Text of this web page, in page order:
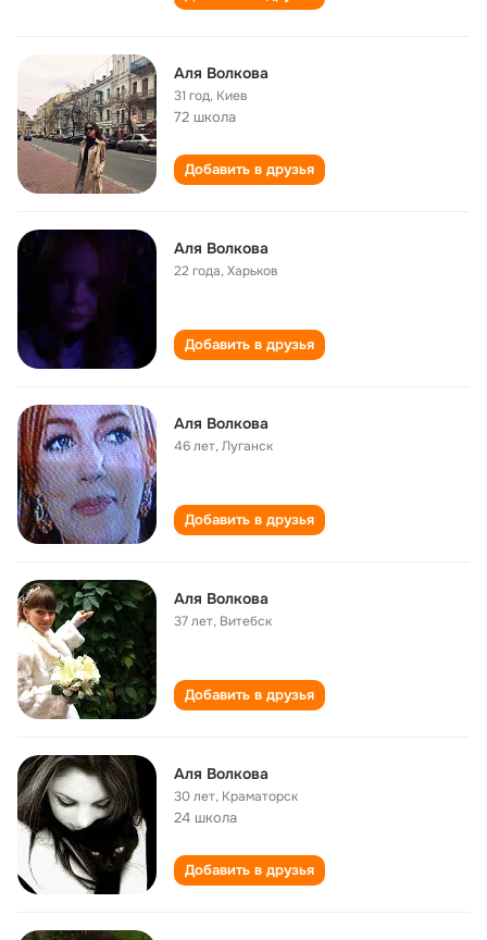
Аля Волкова
31 год, Киев
72 школа
Добавить в друзья
Аля Волкова
22 года,Харьков
Добавить в друзья
Аля Волкова
46 лет,Луганск
Добавить в друзья
Аля Волкова
37 лет, Витебск
Добавить в друзья
Аля Волкова
30 лет, Краматорск
24 школа
Добавить в друзья